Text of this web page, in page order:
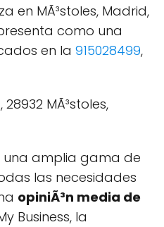
en MÃ³stoles, Madrid,
como una
en la 915028499,
MÃ³stoles,
una amplia gama de
las necesidades
opiniÃ³n media de
Business, la